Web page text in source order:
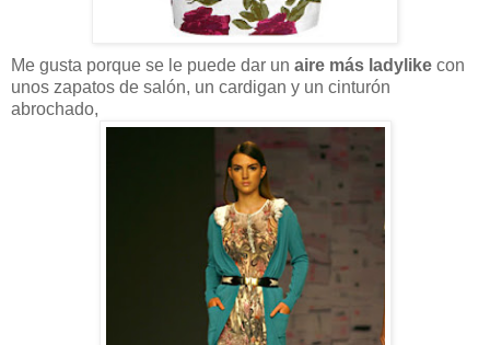
Me gusta porque se le puede dar un aire más ladylike con
unos zapatos de salón, un cardigan y un cinturón
abrochado,